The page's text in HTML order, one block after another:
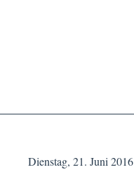
Dienstag, 21. Juni 2016